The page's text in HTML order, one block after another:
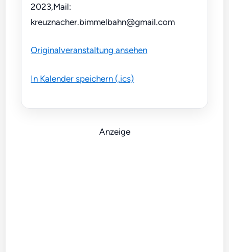
2023,Mail:
kreuznacher.bimmelbahn@gmail.com
Originalveranstaltung ansehen
In Kalender speichern (.ics)
Anzeige